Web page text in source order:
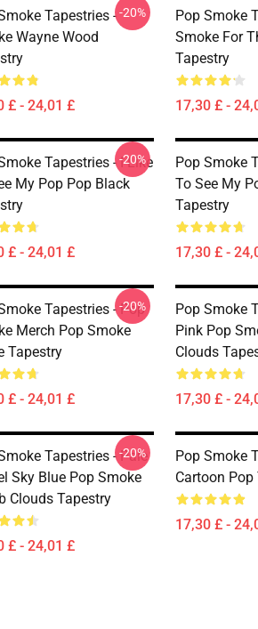
Tapestries -
Wayne Wood
£ - 24,01 £
-20%
Pop Smoke
Smoke For
Tapestry
17,30 £ -
Tapestries - I Like
My Pop Pop Black
£ - 24,01 £
-20%
Pop Smoke
To See My
Tapestry
17,30 £ -
Tapestries - Pop
Merch Pop Smoke
Tapestry
£ - 24,01 £
-20%
Pop Smoke
Pink Pop
Clouds
17,30 £ -
Tapestries - Pale
Sky Blue Pop Smoke
Clouds Tapestry
£ - 24,01 £
-20%
Pop Smoke
Cartoon Pop
17,30 £ -